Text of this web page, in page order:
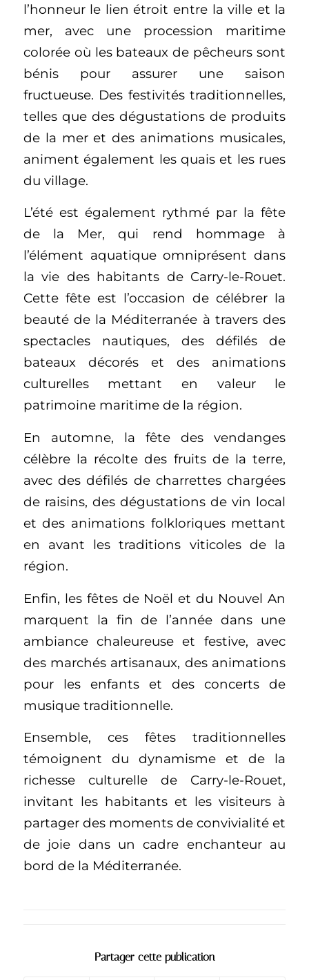
l’honneur le lien étroit entre la ville et la
mer, avec une procession maritime
colorée où les bateaux de pêcheurs sont
bénis pour assurer une saison
fructueuse. Des festivités traditionnelles,
telles que des dégustations de produits
de la mer et des animations musicales,
animent également les quais et les rues
du village.
L’été est également rythmé par la fête
de la Mer, qui rend hommage à
l’élément aquatique omniprésent dans
la vie des habitants de Carry-le-Rouet.
Cette fête est l’occasion de célébrer la
beauté de la Méditerranée à travers des
spectacles nautiques, des défilés de
bateaux décorés et des animations
culturelles mettant en valeur le
patrimoine maritime de la région.
En automne, la fête des vendanges
célèbre la récolte des fruits de la terre,
avec des défilés de charrettes chargées
de raisins, des dégustations de vin local
et des animations folkloriques mettant
en avant les traditions viticoles de la
région.
Enfin, les fêtes de Noël et du Nouvel An
marquent la fin de l’année dans une
ambiance chaleureuse et festive, avec
des marchés artisanaux, des animations
pour les enfants et des concerts de
musique traditionnelle.
Ensemble, ces fêtes traditionnelles
témoignent du dynamisme et de la
richesse culturelle de Carry-le-Rouet,
invitant les habitants et les visiteurs à
partager des moments de convivialité et
de joie dans un cadre enchanteur au
bord de la Méditerranée.
Partager cette publication